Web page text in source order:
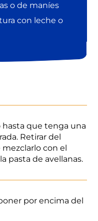
o de maníes
con leche o
hasta que tenga una
Retirar del
con el
pasta de avellanas.
por encima del